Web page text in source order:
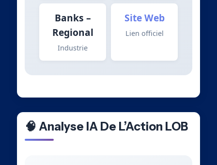
Banks –
Regional
Industrie
Site Web
Lien officiel
🧠 Analyse IA De L’Action LOB